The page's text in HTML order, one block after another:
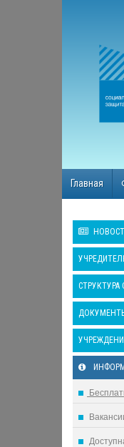
Главная
СТРУКТУРА